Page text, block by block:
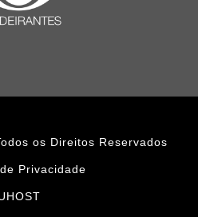
os Direitos Reservados
Privacidade